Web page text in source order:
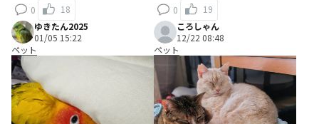
0
18
0
19
ゆきたん2025
01/05 15:22
ペット
ころしゃん
12/22 08:48
ペット